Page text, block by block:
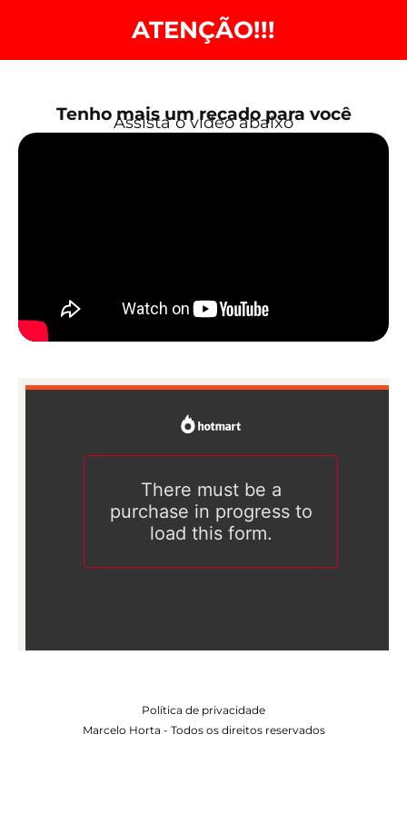
ATENÇÃO!!!
Tenho mais um recado para você
Assista o vídeo abaixo
Política de privacidade
Marcelo Horta - Todos os direitos reservados